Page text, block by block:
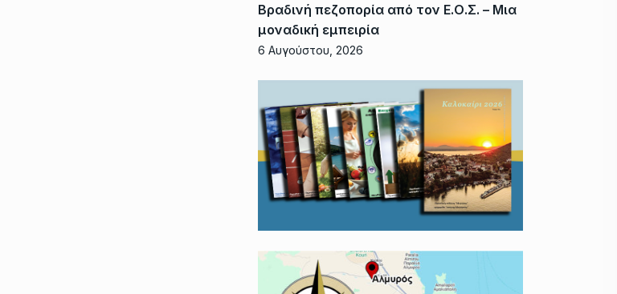
Βραδινή πεζοπορία από τον Ε.Ο.Σ. – Μια
μοναδική εμπειρία
6 Αυγούστου, 2026